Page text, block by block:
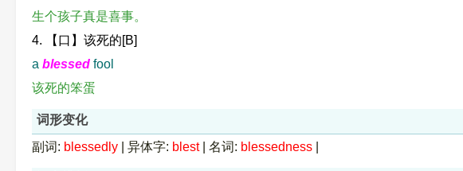
生个孩子真是喜事。
4. 【口】该死的[B]
a blessed fool
该死的笨蛋
词形变化
副词: blessedly 异体字: blest| 名词: blessedness